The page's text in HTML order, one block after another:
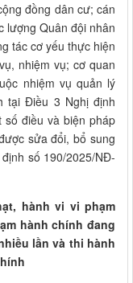
đồng dân cư; cán
lượng Quân đội nhân
tác cơ yếu thực hiện
nhiệm vụ; cơ quan
nhiệm vụ quản lý
tại Điều 3 Nghị định
số điều và biện pháp
sửa đổi, bổ sung
số 190/2025/NĐ-
hành vi vi phạm
hành chính đang
lần và thi hành